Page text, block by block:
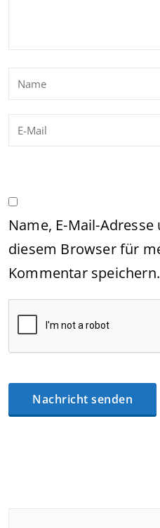
Name, E-Mail-
diesem Browser für
Kommentar speichern.